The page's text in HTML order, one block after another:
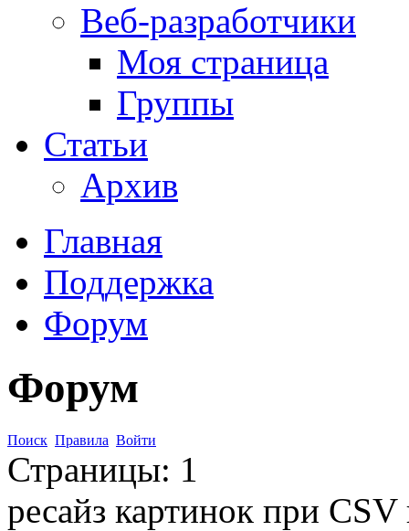
Веб-разработчики
Моя страница
Группы
Статьи
Архив
Главная
Поддержка
Форум
Форум
Поиск Правила Войти
Страницы: 1
ресайз картинок при